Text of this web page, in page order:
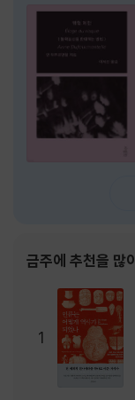
금주에 추천을 많
1